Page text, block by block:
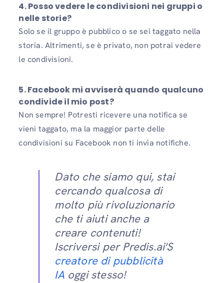
4. Posso vedere le condivisioni nei gruppi o
nelle storie?
Solo se il gruppo è pubblico o se sei taggato nella
storia. Altrimenti, se è privato, non potrai vedere
le condivisioni.
5. Facebook mi avviserà quando qualcuno
condivide il mio post?
Non sempre! Potresti ricevere una notifica se
vieni taggato, ma la maggior parte delle
condivisioni su Facebook non ti invia notifiche.
Dato che siamo qui, stai
cercando qualcosa di
molto più rivoluzionario
che ti aiuti anche a
creare contenuti!
Iscriversi per Predis.ai'S
creatore di pubblicità
IAoggi stesso!